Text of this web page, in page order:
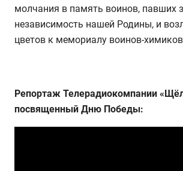
молчания в память воинов, павших
независимость нашей Родины, и
цветов к мемориалу воинов-
Репортаж Телерадиокомпании
посвященный Дню Победы: